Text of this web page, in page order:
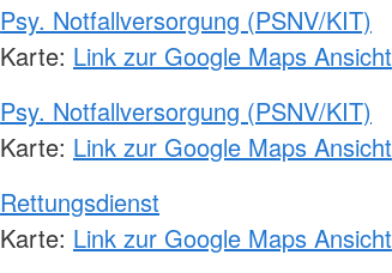
Psy. Notfallversorgung (PSNV/KIT)
Karte: Link zur Google Maps Ansicht
Psy. Notfallversorgung (PSNV/KIT)
Karte: Link zur Google Maps Ansicht
Rettungsdienst
Karte: Link zur Google Maps Ansicht